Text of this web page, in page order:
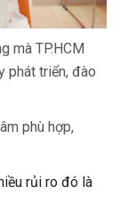
mà TP.HCM
phát triển, đào
phù hợp,
rủi ro đó là